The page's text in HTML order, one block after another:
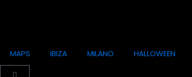
MAPS IBIZA MILANO HALLOWEEN